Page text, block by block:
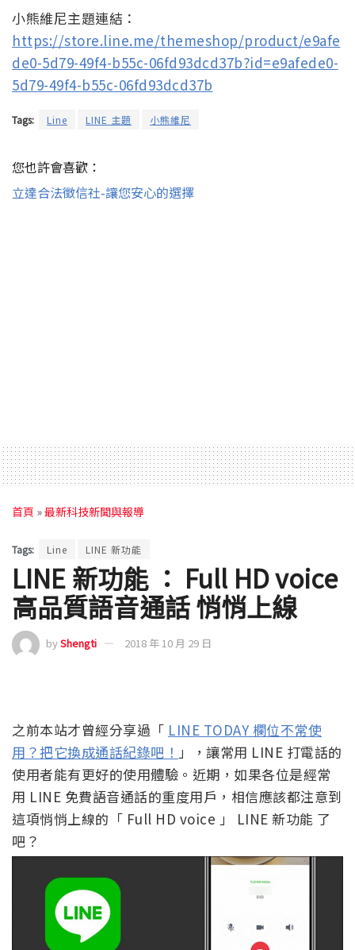
小熊維尼主題連結：
https://store.line.me/themeshop/product/e9afe
de0-5d79-49f4-b55c-06fd93dcd37b?id=e9afede0-
5d79-49f4-b55c-06fd93dcd37b
Tags: Line LINE 主題 小熊維尼
您也許會喜歡：
立達合法徵信社-讓您安心的選擇
首頁 »最新科技新聞與報導
Tags: Line LINE 新功能
LINE 新功能 ： Full HD voice
高品質語音通話 悄悄上線
byShengti 2018 年 10 月 29 日
之前本站才曾經分享過「 LINE TODAY 欄位不常使
用？把它換成通話紀錄吧！ 」，讓常用 LINE 打電話的
使用者能有更好的使用體驗。近期，如果各位是經常
用 LINE 免費語音通話的重度用戶，相信應該都注意到
這項悄悄上線的「 Full HD voice 」 LINE 新功能 了
吧？